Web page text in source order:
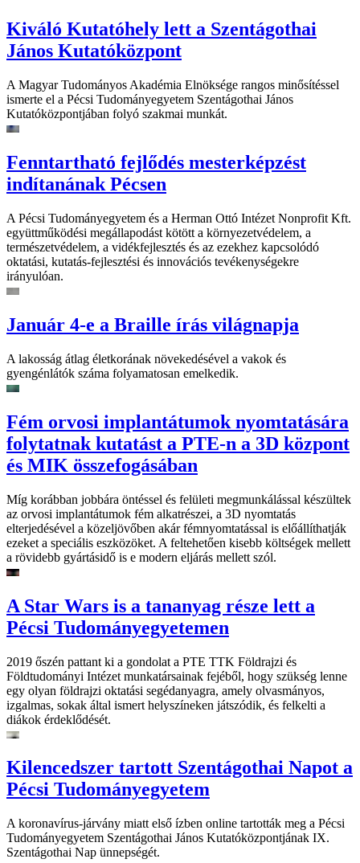
Kiváló Kutatóhely lett a Szentágothai
János Kutatóközpont
A Magyar Tudományos Akadémia Elnöksége rangos minősítéssel
ismerte el a Pécsi Tudományegyetem Szentágothai János
Kutatóközpontjában folyó szakmai munkát.
Fenntartható fejlődés mesterképzést
indítanának Pécsen
A Pécsi Tudományegyetem és a Herman Ottó Intézet Nonprofit Kft.
együttműködési megállapodást kötött a környezetvédelem, a
természetvédelem, a vidékfejlesztés és az ezekhez kapcsolódó
oktatási, kutatás-fejlesztési és innovációs tevékenységekre
irányulóan.
Január 4-e a Braille írás világnapja
A lakosság átlag életkorának növekedésével a vakok és
gyengénlátók száma folyamatosan emelkedik.
Fém orvosi implantátumok nyomtatására
folytatnak kutatást a PTE-n a 3D központ
és MIK összefogásában
Míg korábban jobbára öntéssel és felületi megmunkálással készültek
az orvosi implantátumok fém alkatrészei, a 3D nyomtatás
elterjedésével a közeljövőben akár fémnyomtatással is előállíthatják
ezeket a speciális eszközöket. A feltehetően kisebb költségek mellett
a rövidebb gyártásidő is e modern eljárás mellett szól.
A Star Wars is a tananyag része lett a
Pécsi Tudományegyetemen
2019 őszén pattant ki a gondolat a PTE TTK Földrajzi és
Földtudományi Intézet munkatársainak fejéből, hogy szükség lenne
egy olyan földrajzi oktatási segédanyagra, amely olvasmányos,
izgalmas, sokak által ismert helyszíneken játszódik, és felkelti a
diákok érdeklődését.
Kilencedszer tartott Szentágothai Napot a
Pécsi Tudományegyetem
A koronavírus-járvány miatt első ízben online tartották meg a Pécsi
Tudományegyetem Szentágothai János Kutatóközpontjának IX.
Szentágothai Nap ünnepségét.